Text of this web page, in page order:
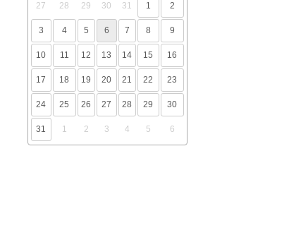
27 28 29 30 31 1 2
3 4 5 6 7 8 9
10 11 12 13 14 15 16
17 18 19 20 21 22 23
24 25 26 27 28 29 30
31 1 2 3 4 5 6